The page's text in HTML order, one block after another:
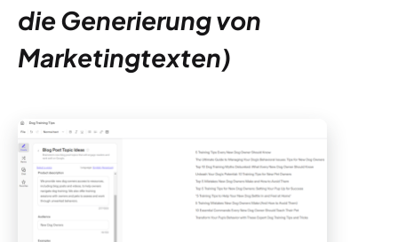
die Generierung von
Marketingtexten)